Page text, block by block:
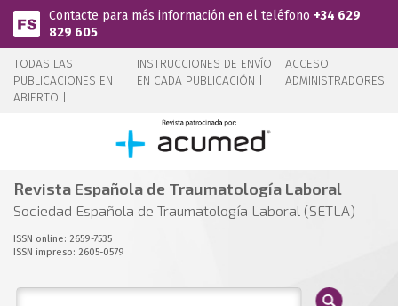
Pasar al contenido principal
Contacte para más información en el teléfono +34 629
829 605
TODAS LAS
PUBLICACIONES EN
ABIERTO |
INSTRUCCIONES DE ENVÍO
EN CADA PUBLICACIÓN |
ACCESO
ADMINISTRADORES
Revista Española de Traumatología Laboral
Sociedad Española de Traumatología Laboral (SETLA)
ISSN online: 2659-7535
ISSN impreso: 2605-0579